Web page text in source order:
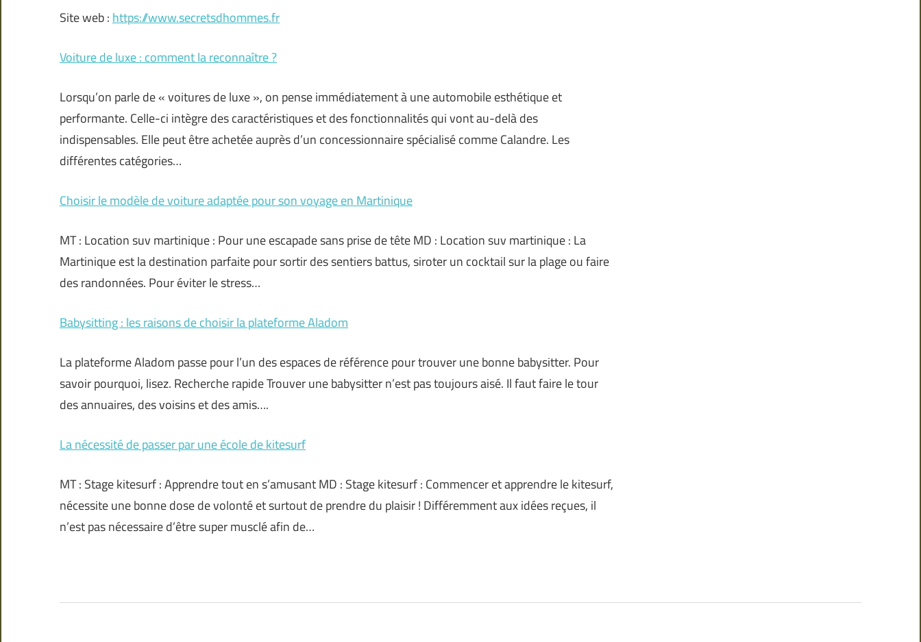
Site web : https://www.secretsdhommes.fr
Voiture de luxe : comment la reconnaître ?
Lorsqu’on parle de « voitures de luxe », on pense immédiatement à une automobile esthétique et
performante. Celle-ci intègre des caractéristiques et des fonctionnalités qui vont au-delà des
indispensables. Elle peut être achetée auprès d’un concessionnaire spécialisé comme Calandre. Les
différentes catégories…
Choisir le modèle de voiture adaptée pour son voyage en Martinique
MT : Location suv martinique : Pour une escapade sans prise de tête MD : Location suv martinique : La
Martinique est la destination parfaite pour sortir des sentiers battus, siroter un cocktail sur la plage ou faire
des randonnées. Pour éviter le stress…
Babysitting : les raisons de choisir la plateforme Aladom
La plateforme Aladom passe pour l’un des espaces de référence pour trouver une bonne babysitter. Pour
savoir pourquoi, lisez. Recherche rapide Trouver une babysitter n’est pas toujours aisé. Il faut faire le tour
des annuaires, des voisins et des amis….
La nécessité de passer par une école de kitesurf
MT : Stage kitesurf : Apprendre tout en s’amusant MD : Stage kitesurf : Commencer et apprendre le kitesurf,
nécessite une bonne dose de volonté et surtout de prendre du plaisir ! Différemment aux idées reçues, il
n’est pas nécessaire d’être super musclé afin de…